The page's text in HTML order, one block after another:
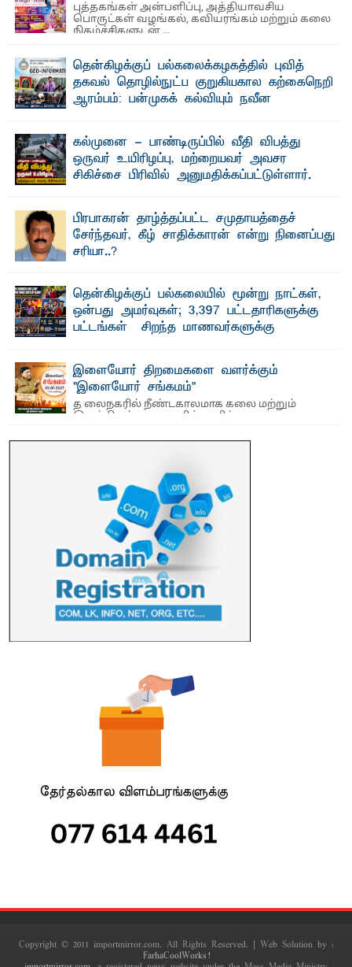
புத்தகங்கள் அன்பளிப்பு, அத்தியாவசிய
பொருட்கள் வழங்கல், கவியரங்கம் மற்றும் கலை
நிகழ்ச்சிகளுடன் ...
தென்கிழக்குப் பல்கலைக்கழகத்தில் புவித்
தகவல் தொழில்நுட்ப குறுகியகால கற்கைநெறி
ஆரம்பம்: பன்முகக் கல்வியும் நவீன
பேராசிரியர் எம். எம். பாஸில்
தெ ன்கிழக்குப் பல்கலைக்கழகத்தின் கலை மற்றும் கலாசார
பீடத்தின் புவியியல் துறையினால் ...
கல்முனை - பாண்டிருப்பில் வீதி விபத்து
ஒருவர் உயிரிழப்பு, மற்றையவர் அவசர
சிகிச்சை பிரிவில் அனுமதிக்கப்பட்டுள்ளார்.
பாண்டிருப்பு ...பிரபாகரன் தாழ்த்தப்பட்ட சமுதாயத்தைச்
சேர்ந்தவர், கீழ் சாதிக்காரன் என்று நினைப்பது
சரியா..?
தென்கிழக்குப் பல்கலையில் மூன்று நாட்கள்,
ஒன்பது அமர்வுகள்; 3,397 பட்டதாரிகளுக்கு
பட்டங்கள் – சிறந்த மாணவர்களுக்கு
மற்றும் சிறப்புப் பரிசுகள்
எம்.வை. அமீர்- ஒ லுவிலில் அமைந்துள்ள தென்கிழக்குப்
பல்கலைக்கழகத்தின் 18ஆவது பொதுப் பட்டமளிப்பு விழா ...
இளையோர் திறமைகளை வளர்க்கும்
"இளையோர் சங்கமம்"
த லைநகரில் நீண்டகாலமாக கலை மற்றும்
இலக்கியத் துறைகளில் தனித்துவமான
பணிகளை முன்னெடுத்து வரும் புதிய ...
Copyright © 2011 importmirror.com. All Rights Reserved. | Web Solution by :
FarhaCoolWorks!